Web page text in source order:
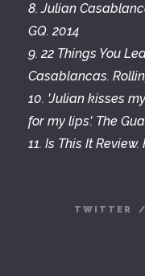
8. Julian
GQ. 2014
9. 22 Things You
Casablancas.
10. 'Julian kisses
for my lips'. The
11. Is This It
TWITTER
/